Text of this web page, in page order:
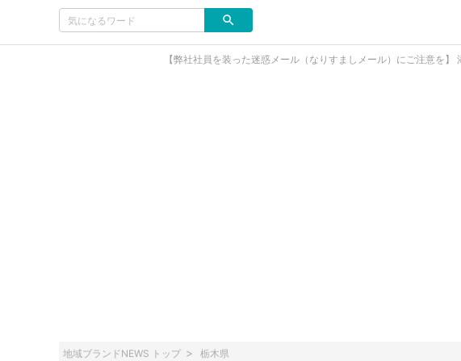
【弊社社員を装った迷惑メール（なりすましメール）にご注意を
地域ブランドNEWS トップ 栃木県